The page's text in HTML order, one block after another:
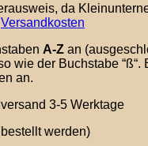
war:
12,00 €
ist:
10,00 €.
da
Versandkosten
A-Z an
wie der Buchstabe “ß“.
an.
3-5 Werktage
werden)